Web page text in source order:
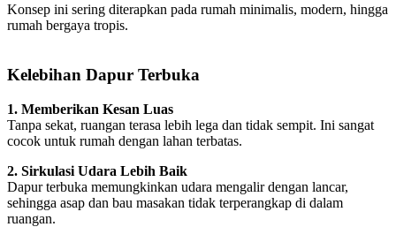
Konsep ini sering diterapkan pada rumah minimalis, modern, hingga
rumah bergaya tropis.
Kelebihan Dapur Terbuka
1. Memberikan Kesan Luas
Tanpa sekat, ruangan terasa lebih lega dan tidak sempit. Ini sangat
cocok untuk rumah dengan lahan terbatas.
2. Sirkulasi Udara Lebih Baik
Dapur terbuka memungkinkan udara mengalir dengan lancar,
sehingga asap dan bau masakan tidak terperangkap di dalam
ruangan.